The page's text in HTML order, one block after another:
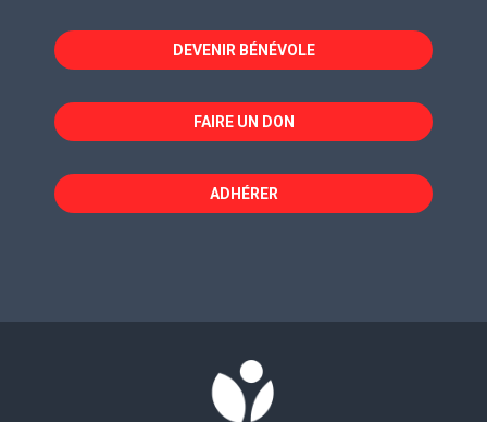
fenêtrefenêtrefenêtre
DEVENIR BÉNÉVOLE
FAIRE UN DON
ADHÉRER